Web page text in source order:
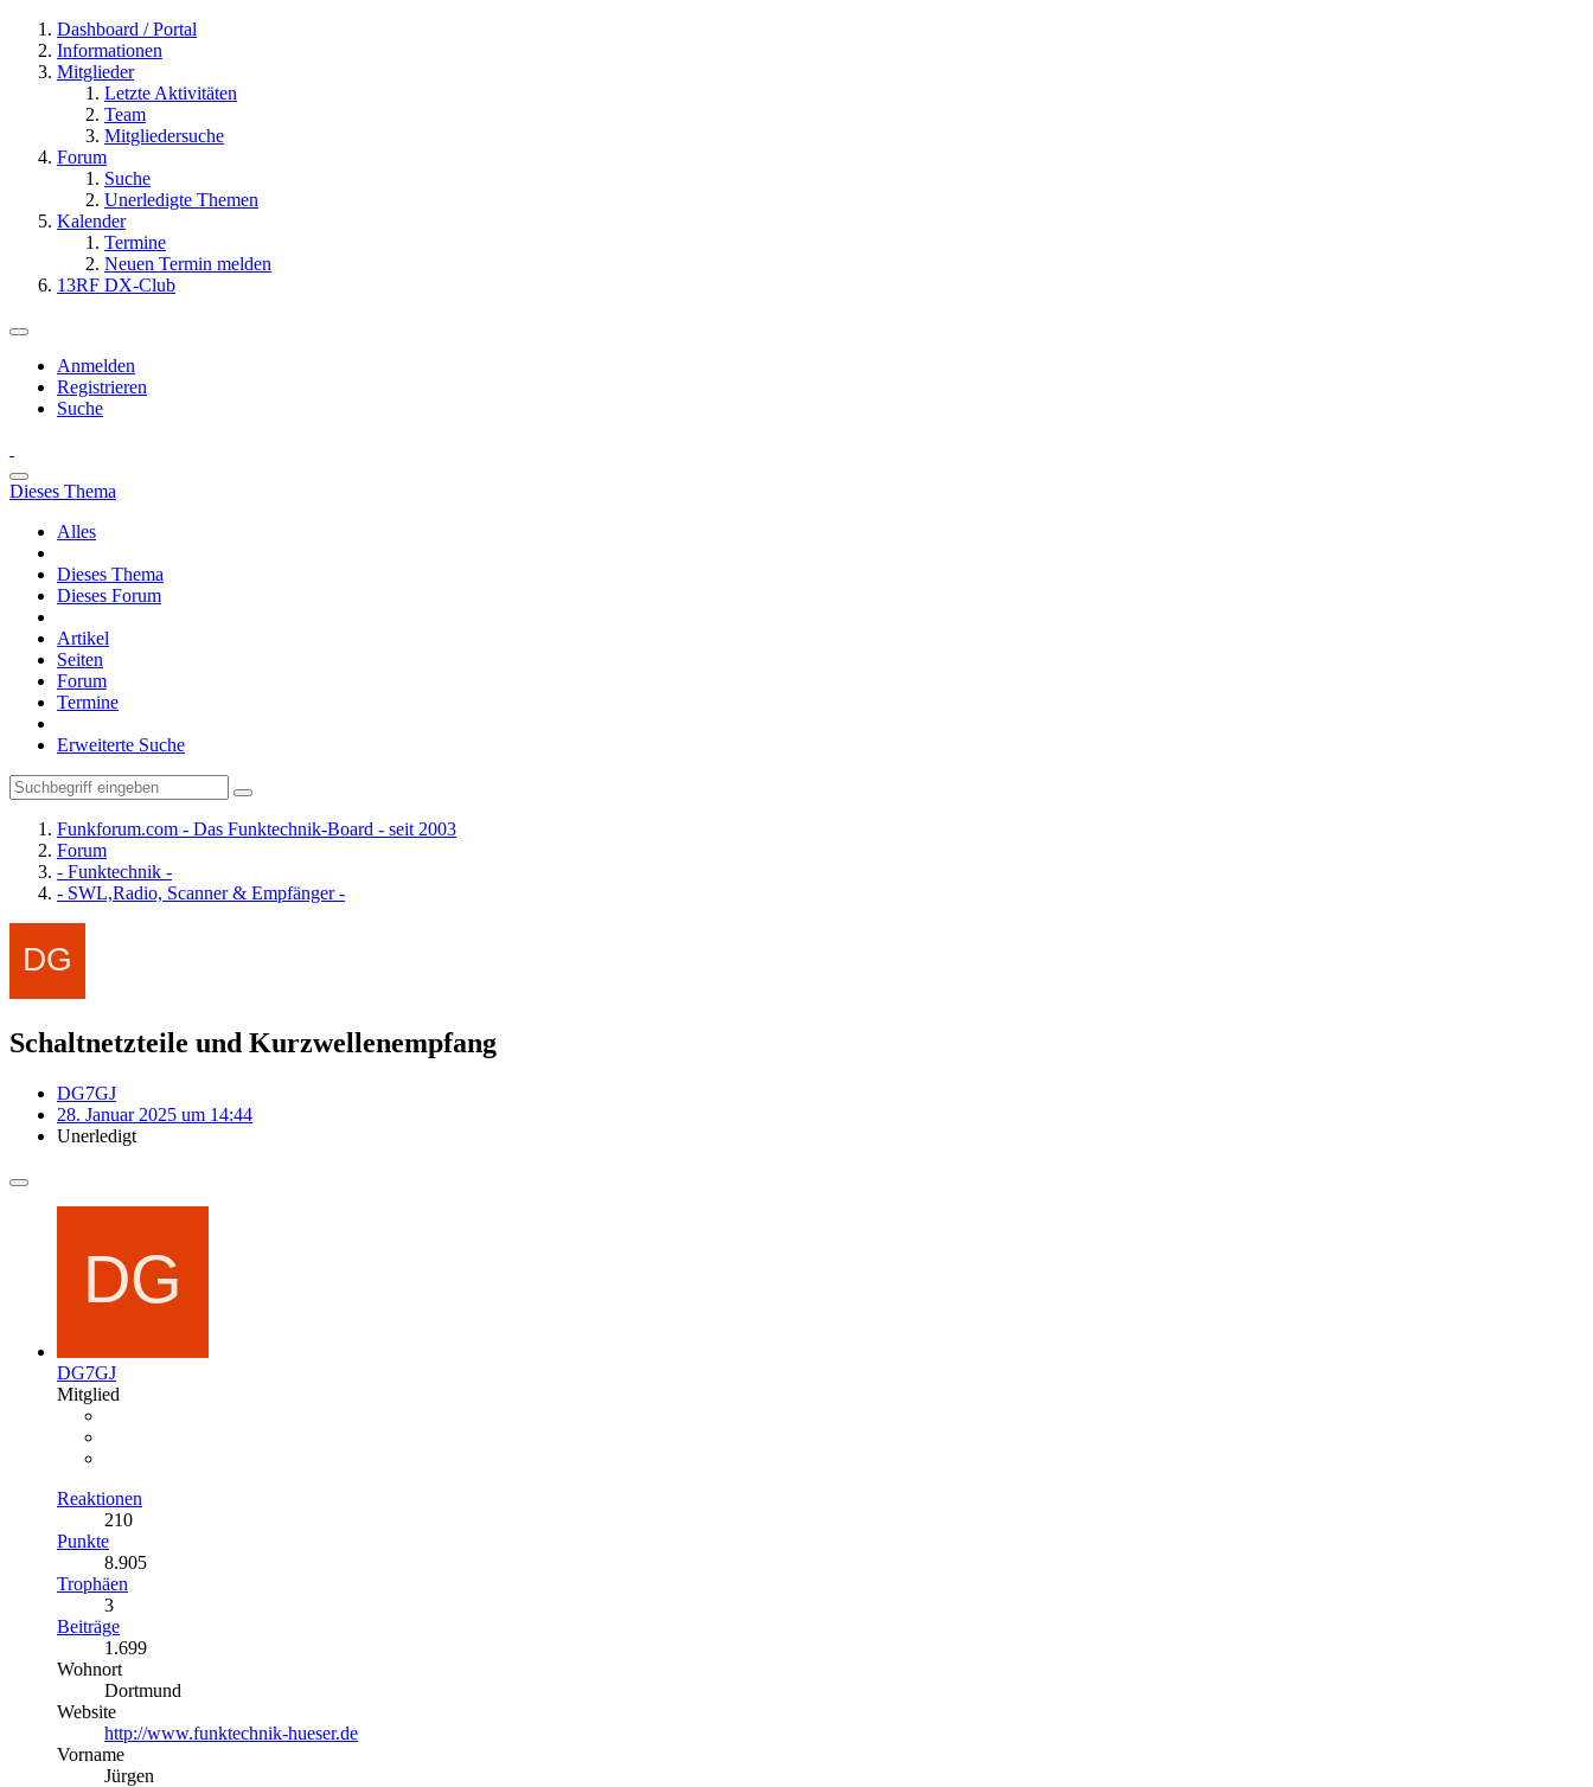
Dashboard / Portal
Informationen
Mitglieder
Letzte Aktivitäten
Team
Mitgliedersuche
Forum
Suche
Unerledigte Themen
Kalender
Termine
Neuen Termin melden
13RF DX-Club
Anmelden
Registrieren
Suche
Dieses Thema
Alles
Dieses Thema
Dieses Forum
Artikel
Seiten
Forum
Termine
Erweiterte Suche
Funkforum.com - Das Funktechnik-Board - seit 2003
Forum
- Funktechnik -
- SWL,Radio, Scanner & Empfänger -
Schaltnetzteile und Kurzwellenempfang
DG7GJ
28. Januar 2025 um 14:44
Unerledigt
DG7GJ
Mitglied
Reaktionen
210
Punkte
8.905
Trophäen
3
Beiträge
1.699
Wohnort
Dortmund
Website
http://www.funktechnik-hueser.de
Vorname
Jürgen